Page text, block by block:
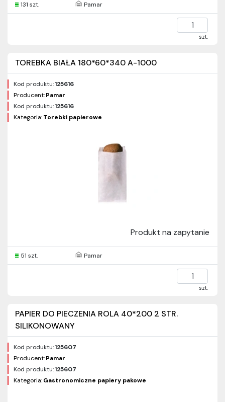
131 szt. Pamar
szt.
TOREBKA BIAŁA 180*60*340 A-1000
Kod produktu:125616
Producent:Pamar
Kod produktu:125616
Kategoria:Torebki papierowe
Produkt na zapytanie
51 szt. Pamar
szt.
PAPIER DO PIECZENIA ROLA 40*200 2 STR.
SILIKONOWANY
Kod produktu:125607
Producent:Pamar
Kod produktu:125607
Kategoria:Gastronomiczne papiery pakowe